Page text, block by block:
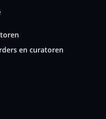
en curatoren